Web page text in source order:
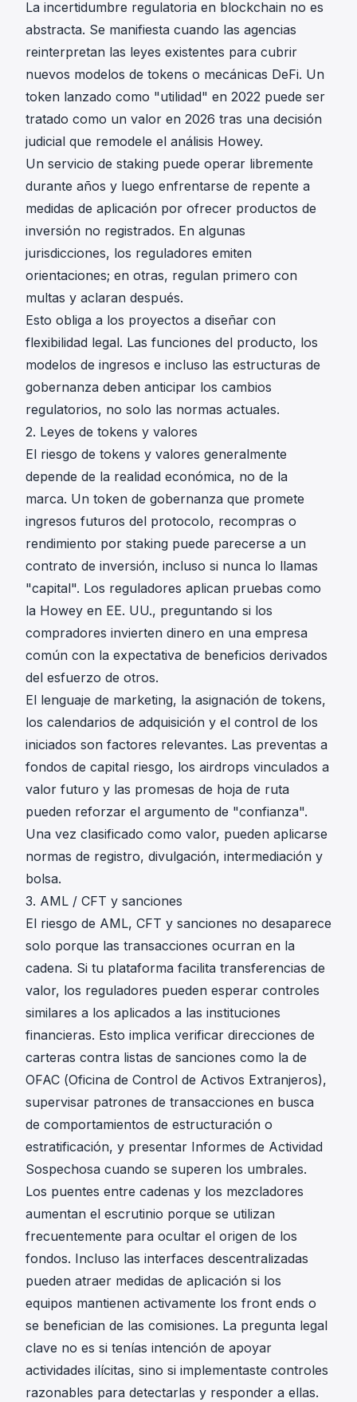
La incertidumbre regulatoria en blockchain no es
abstracta. Se manifiesta cuando las agencias
reinterpretan las leyes existentes para cubrir
nuevos modelos de tokens o mecánicas DeFi. Un
token lanzado como "utilidad" en 2022 puede ser
tratado como un valor en 2026 tras una decisión
judicial que remodele el análisis Howey.
Un servicio de staking puede operar libremente
durante años y luego enfrentarse de repente a
medidas de aplicación por ofrecer productos de
inversión no registrados. En algunas
jurisdicciones, los reguladores emiten
orientaciones; en otras, regulan primero con
multas y aclaran después.
Esto obliga a los proyectos a diseñar con
flexibilidad legal. Las funciones del producto, los
modelos de ingresos e incluso las estructuras de
gobernanza deben anticipar los cambios
regulatorios, no solo las normas actuales.
2. Leyes de tokens y valores
El riesgo de tokens y valores generalmente
depende de la realidad económica, no de la
marca. Un token de gobernanza que promete
ingresos futuros del protocolo, recompras o
rendimiento por staking puede parecerse a un
contrato de inversión, incluso si nunca lo llamas
"capital". Los reguladores aplican pruebas como
la Howey en EE. UU., preguntando si los
compradores invierten dinero en una empresa
común con la expectativa de beneficios derivados
del esfuerzo de otros.
El lenguaje de marketing, la asignación de tokens,
los calendarios de adquisición y el control de los
iniciados son factores relevantes. Las preventas a
fondos de capital riesgo, los airdrops vinculados a
valor futuro y las promesas de hoja de ruta
pueden reforzar el argumento de "confianza".
Una vez clasificado como valor, pueden aplicarse
normas de registro, divulgación, intermediación y
bolsa.
3. AML / CFT y sanciones
El riesgo de AML, CFT y sanciones no desaparece
solo porque las transacciones ocurran en la
cadena. Si tu plataforma facilita transferencias de
valor, los reguladores pueden esperar controles
similares a los aplicados a las instituciones
financieras. Esto implica verificar direcciones de
carteras contra listas de sanciones como la de
OFAC (Oficina de Control de Activos Extranjeros),
supervisar patrones de transacciones en busca
de comportamientos de estructuración o
estratificación, y presentar Informes de Actividad
Sospechosa cuando se superen los umbrales.
Los puentes entre cadenas y los mezcladores
aumentan el escrutinio porque se utilizan
frecuentemente para ocultar el origen de los
fondos. Incluso las interfaces descentralizadas
pueden atraer medidas de aplicación si los
equipos mantienen activamente los front ends o
se benefician de las comisiones. La pregunta legal
clave no es si tenías intención de apoyar
actividades ilícitas, sino si implementaste controles
razonables para detectarlas y responder a ellas.